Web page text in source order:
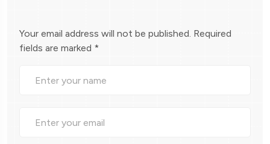
Your email address will not be published. Required
fields are marked *